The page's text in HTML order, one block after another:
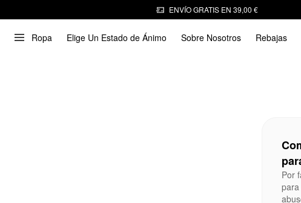
ENVÍO GRATIS EN 39,00 €
Ropa Elige Un Estado de Ánimo Sobre Nosotros Rebajas
Por